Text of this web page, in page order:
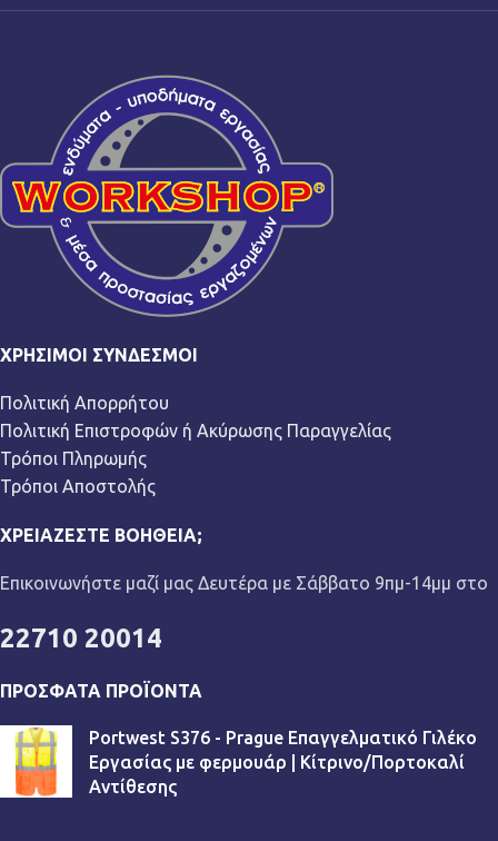
ΧΡΉΣΙΜΟΙ ΣΎΝΔΕΣΜΟΙ
Πολιτική Απορρήτου
Πολιτική Επιστροφών ή Ακύρωσης Παραγγελίας
Τρόποι Πληρωμής
Τρόποι Αποστολής
ΧΡΕΙΆΖΕΣΤΕ ΒΟΉΘΕΙΑ;
Επικοινωνήστε μαζί μας Δευτέρα με Σάββατο 9πμ-14μμ στο
22710 20014
ΠΡΌΣΦΑΤΑ ΠΡΟΪΌΝΤΑ
Portwest S376 - Prague Επαγγελματικό Γιλέκο
Εργασίας με φερμουάρ | Κίτρινο/Πορτοκαλί
Αντίθεσης